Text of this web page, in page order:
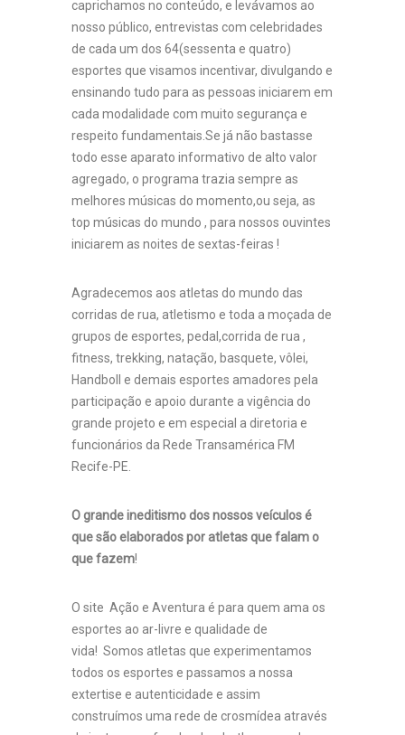
caprichamos no conteúdo, e levávamos ao
nosso público, entrevistas com celebridades
de cada um dos 64(sessenta e quatro)
esportes que visamos incentivar, divulgando e
ensinando tudo para as pessoas iniciarem em
cada modalidade com muito segurança e
respeito fundamentais.Se já não bastasse
todo esse aparato informativo de alto valor
agregado, o programa trazia sempre as
melhores músicas do momento,ou seja, as
top músicas do mundo , para nossos ouvintes
iniciarem as noites de sextas-feiras !
Agradecemos aos atletas do mundo das
corridas de rua, atletismo e toda a moçada de
grupos de esportes, pedal,corrida de rua ,
fitness, trekking, natação, basquete, vôlei,
Handboll e demais esportes amadores pela
participação e apoio durante a vigência do
grande projeto e em especial a diretoria e
funcionários da Rede Transamérica FM
Recife-PE.
O grande ineditismo dos nossos veículos é
que são elaborados por atletas que falam o
que fazem!
O site Ação e Aventura é para quem ama os
esportes ao ar-livre e qualidade de
vida! Somos atletas que experimentamos
todos os esportes e passamos a nossa
extertise e autenticidade e assim
construímos uma rede de crosmídea através